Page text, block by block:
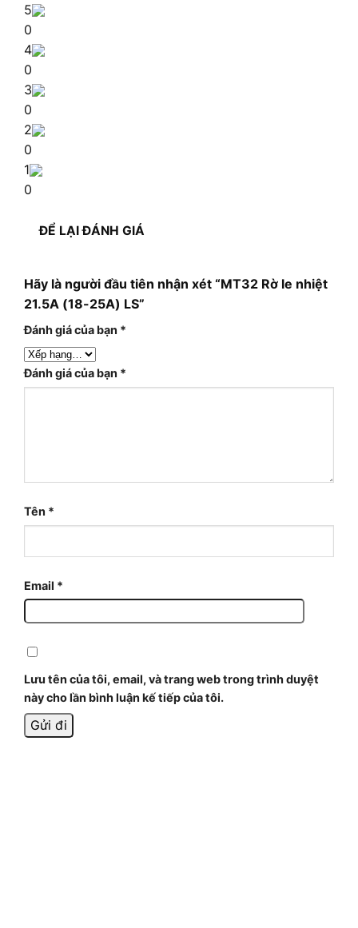
5
0
4
0
3
0
2
0
1
0
ĐỂ LẠI ĐÁNH GIÁ
Hãy là người đầu tiên nhận xét “MT32 Rờ le nhiệt
21.5A (18-25A) LS”
Đánh giá của bạn *
Đánh giá của bạn *
Tên *
Email *
Lưu tên của tôi, email, và trang web trong trình duyệt
này cho lần bình luận kế tiếp của tôi.